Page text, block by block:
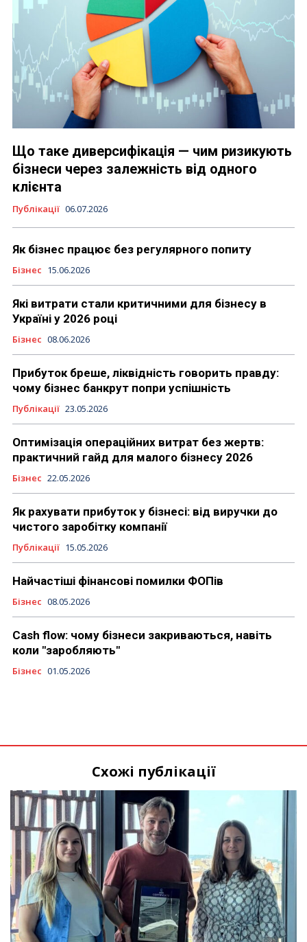
Що таке диверсифікація — чим ризикують
бізнеси через залежність від одного
клієнта
Публікації 06.07.2026
Як бізнес працює без регулярного попиту
Бізнес 15.06.2026
Які витрати стали критичними для бізнесу в
Україні у 2026 році
Бізнес 08.06.2026
Прибуток бреше, ліквідність говорить правду:
чому бізнес банкрут попри успішність
Публікації 23.05.2026
Оптимізація операційних витрат без жертв:
практичний гайд для малого бізнесу 2026
Бізнес 22.05.2026
Як рахувати прибуток у бізнесі: від виручки до
чистого заробітку компанії
Публікації 15.05.2026
Найчастіші фінансові помилки ФОПів
Бізнес 08.05.2026
Cash flow: чому бізнеси закриваються, навіть
коли "заробляють"
Бізнес 01.05.2026
Схожі публікації